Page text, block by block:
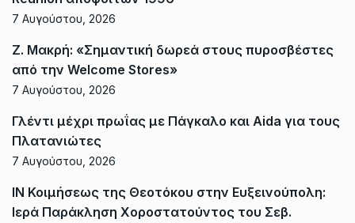
7 Αυγούστου, 2026
Ζ. Μακρή: «Σημαντική δωρεά στους πυροσβέστες
από την Welcome Stores»
7 Αυγούστου, 2026
Γλέντι μέχρι πρωΐας με Πάγκαλο και Aida για τους
Πλατανιώτες
7 Αυγούστου, 2026
ΙΝ Κοιμήσεως της Θεοτόκου στην Ευξεινούπολη:
Ιερά Παράκληση Χοροστατούντος του Σεβ.